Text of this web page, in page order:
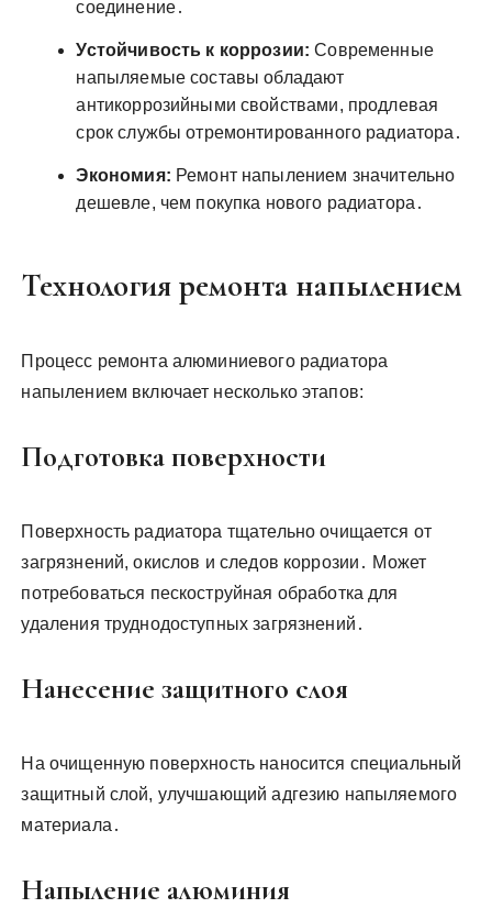
соединение․
Устойчивость к коррозии: Современные
напыляемые составы обладают
антикоррозийными свойствами, продлевая
срок службы отремонтированного радиатора․
Экономия: Ремонт напылением значительно
дешевле, чем покупка нового радиатора․
Технология ремонта напылением
Процесс ремонта алюминиевого радиатора
напылением включает несколько этапов:
Подготовка поверхности
Поверхность радиатора тщательно очищается от
загрязнений, окислов и следов коррозии․ Может
потребоваться пескоструйная обработка для
удаления труднодоступных загрязнений․
Нанесение защитного слоя
На очищенную поверхность наносится специальный
защитный слой, улучшающий адгезию напыляемого
материала․
Напыление алюминия